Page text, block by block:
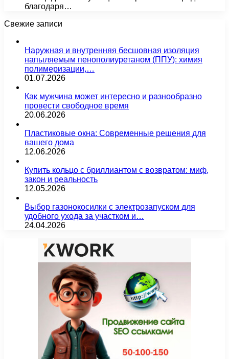
благодаря…
Свежие записи
Наружная и внутренняя бесшовная изоляция
напыляемым пенополиуретаном (ППУ): химия
полимеризации,…
01.07.2026
Как мужчина может интересно и разнообразно
провести свободное время
20.06.2026
Пластиковые окна: Современные решения для
вашего дома
12.06.2026
Купить кольцо с бриллиантом с возвратом: миф,
закон и реальность
12.05.2026
Выбор газонокосилки с электрозапуском для
удобного ухода за участком и…
24.04.2026